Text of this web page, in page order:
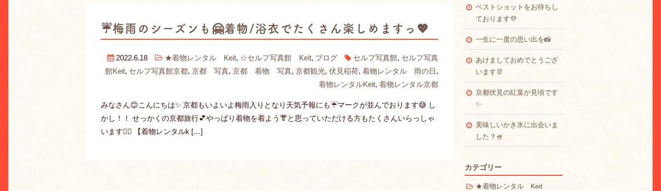
☔️梅雨のシーズンも🤗着物/浴衣でたくさん楽しめますっ💖
2022.6.18 ★着物レンタル Keit, ☆セルフ写真館 Keit, ブログ セルフ写真館, セルフ写真
館Keit, セルフ写真館京都, 京都 写真, 京都 着物 写真, 京都観光, 伏見稲荷, 着物レンタル 雨の日,
着物レンタルKeit, 着物レンタル京都
みなさん😊こんにちは✨ 京都もいよいよ梅雨入りとなり天気予報にも☔️マークが並んでおります😅 し
かし！！ せっかくの京都旅行💕やっぱり着物を着よう👘と思っていただける方もたくさんいらっしゃ
います🙋‍♀️ 【着物レンタルk […]
ベストショットをお待ちし
ております💜
一生に一度の思い出を📸
あけましておめでとうござ
います🐰
京都伏見の紅葉が見頃です
✨
美味しいかき氷に出会いま
した？🍧
カテゴリー
★着物レンタル Keit